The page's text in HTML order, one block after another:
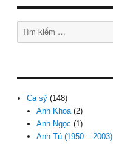
Tìm
kiếm:
Ca sỹ (148)
Anh Khoa(2)
Anh Ngọc (1)
Anh Tú (1950 – 2003)